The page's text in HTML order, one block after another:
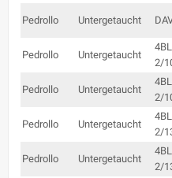
Pedrollo Untergetaucht
Pedrollo Untergetaucht
2/
Pedrollo Untergetaucht
2/
Pedrollo Untergetaucht
2/
Pedrollo Untergetaucht
2/